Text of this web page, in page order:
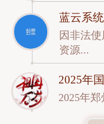
蓝云系
因非法
资源...
2025年
2025年